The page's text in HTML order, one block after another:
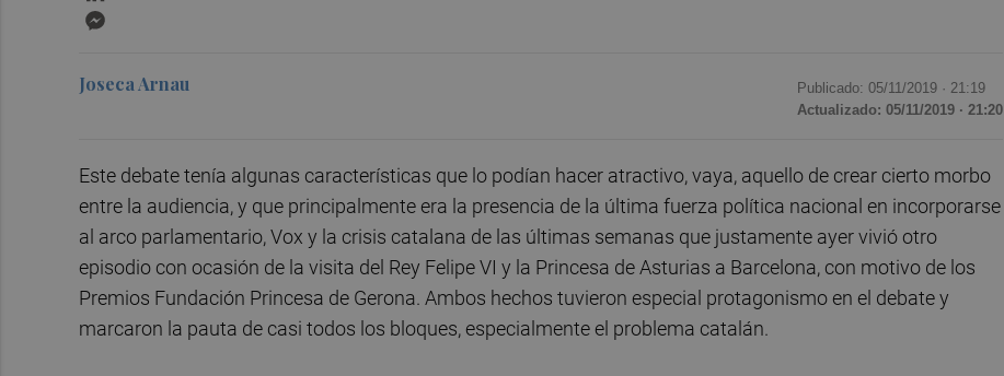
Joseca Arnau Publicado: 05/11/2019 · 21:19
Actualizado: 05/11/2019 · 21:20
Este debate tenía algunas características que lo podían hacer atractivo, vaya, aquello de crear cierto morbo
entre la audiencia, y que principalmente era la presencia de la última fuerza política nacional en incorporarse
al arco parlamentario, Vox y la crisis catalana de las últimas semanas que justamente ayer vivió otro
episodio con ocasión de la visita del Rey Felipe VI y la Princesa de Asturias a Barcelona, con motivo de los
Premios Fundación Princesa de Gerona. Ambos hechos tuvieron especial protagonismo en el debate y
marcaron la pauta de casi todos los bloques, especialmente el problema catalán.